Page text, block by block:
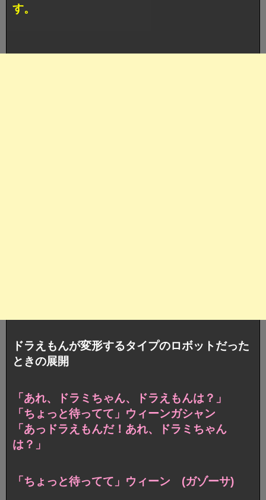
す。
ドラえもんが変形するタイプのロボットだった
ときの展開
「あれ、ドラミちゃん、ドラえもんは？」
「ちょっと待ってて」ウィーンガシャン
「あっドラえもんだ！あれ、ドラミちゃん
は？」
「ちょっと待ってて」ウィーン (ガゾーサ)